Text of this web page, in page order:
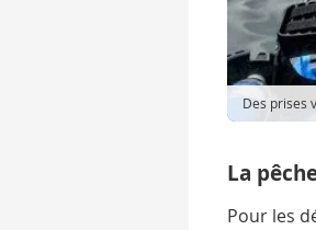
Des prises
La
Pour les